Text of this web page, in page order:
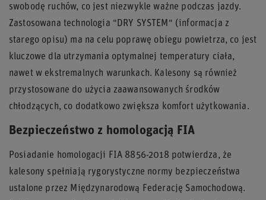
swobodę ruchów, co jest niezwykle ważne podczas jazdy.
Zastosowana technologia "DRY SYSTEM" (informacja z
starego opisu) ma na celu poprawę obiegu powietrza, co jest
kluczowe dla utrzymania optymalnej temperatury ciała,
nawet w ekstremalnych warunkach. Kalesony są również
przystosowane do użycia zaawansowanych środków
chłodzących, co dodatkowo zwiększa komfort użytkowania.
Bezpieczeństwo z homologacją FIA
Posiadanie homologacji FIA 8856-2018 potwierdza, że
kalesony spełniają rygorystyczne normy bezpieczeństwa
ustalone przez Międzynarodową Federację Samochodową.